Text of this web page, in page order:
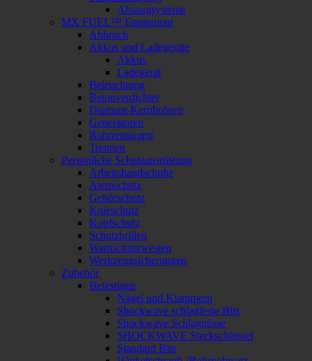
Absaugsysteme
MX FUEL™ Equipment
Abbruch
Akkus und Ladegeräte
Akkus
Ladegerät
Beleuchtung
Betonverdichter
Diamant-Kernbohren
Generatoren
Rohrreinigung
Trennen
Persönliche Schutzausrüstung
Arbeitshandschuhe
Atemschutz
Gehörschutz
Knieschutz
Kopfschutz
Schutzbrillen
Warnschutzwesten
Werkzeugsicherungen
Zubehör
Befestigen
Nägel und Klammern
Shockwave schlagfeste Bits
Shockwave Schlagnüsse
SHOCKWAVE Steckschlüssel
Standard Bits